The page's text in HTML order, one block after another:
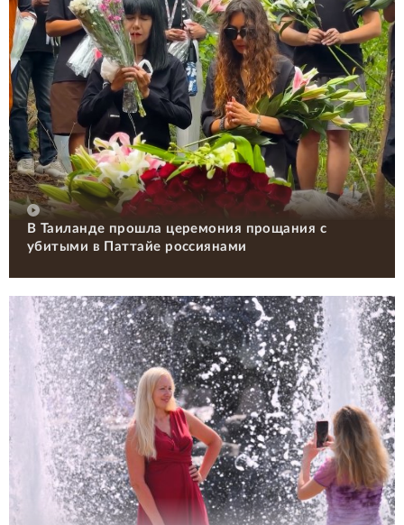
В Таиланде прошла церемония прощания с
убитыми в Паттайе россиянами